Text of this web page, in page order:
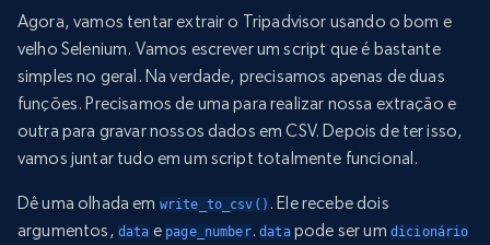
Agora, vamos tentar extrair o Tripadvisor usando o bom e
velho Selenium. Vamos escrever um script que é bastante
simples no geral. Na verdade, precisamos apenas de duas
funções. Precisamos de uma para realizar nossa extração e
outra para gravar nossos dados em CSV. Depois de ter isso,
vamos juntar tudo em um script totalmente funcional.
Dê uma olhada em write_to_csv() . Ele recebe dois
argumentos, data e page_number.datapode ser um dicionário